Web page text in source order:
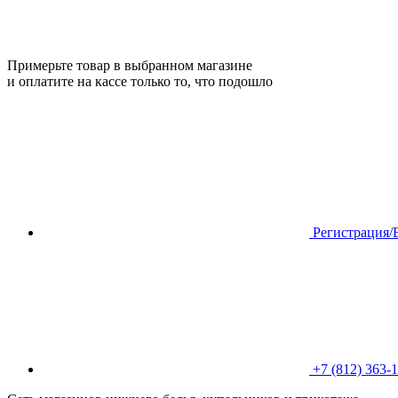
Примерьте товар в выбранном магазине
и оплатите на кассе только то, что подошло
Регистрация/
+7 (812) 363-